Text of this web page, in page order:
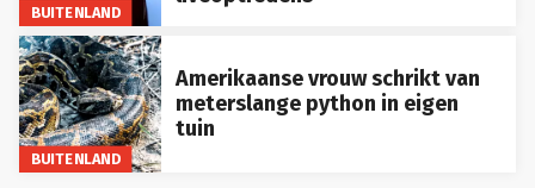
BUITENLAND
BUITENLAND
Amerikaanse vrouw schrikt van
meterslange python in eigen
tuin